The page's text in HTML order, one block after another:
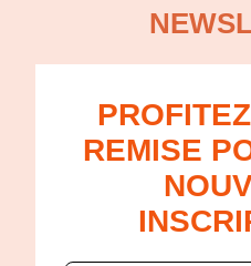
REMISE